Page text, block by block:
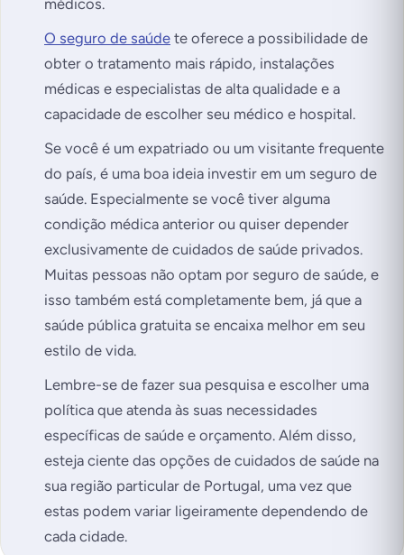
O seguro de saúde te oferece a possibilidade de
obter o tratamento mais rápido, instalações
médicas e especialistas de alta qualidade e a
capacidade de escolher seu médico e hospital.
Se você é um expatriado ou um visitante frequente
do país, é uma boa ideia investir em um seguro de
saúde. Especialmente se você tiver alguma
condição médica anterior ou quiser depender
exclusivamente de cuidados de saúde privados.
Muitas pessoas não optam por seguro de saúde, e
isso também está completamente bem, já que a
saúde pública gratuita se encaixa melhor em seu
estilo de vida.
Lembre-se de fazer sua pesquisa e escolher uma
política que atenda às suas necessidades
específicas de saúde e orçamento. Além disso,
esteja ciente das opções de cuidados de saúde na
sua região particular de Portugal, uma vez que
estas podem variar ligeiramente dependendo de
cada cidade.